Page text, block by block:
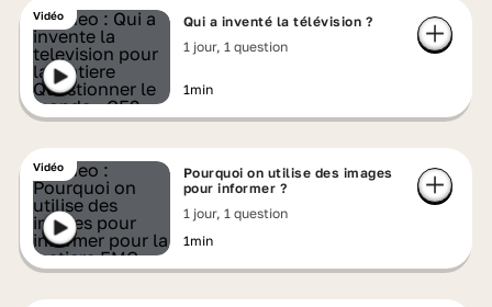
Vidéo
Qui a inventé la télévision ?
1 jour, 1 question
1min
Vidéo
Pourquoi on utilise des images
pour informer ?
1 jour, 1 question
1min